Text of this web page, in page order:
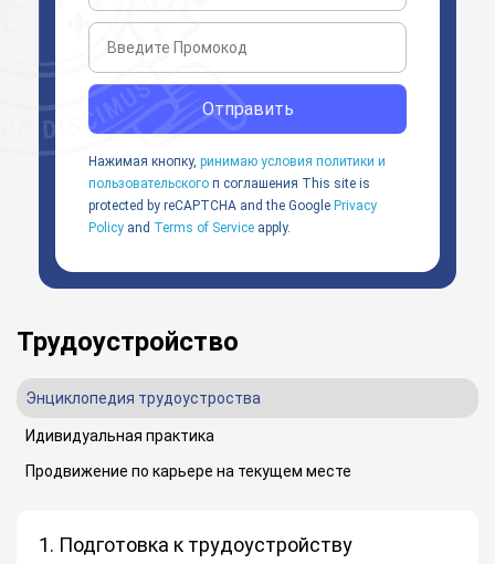
Отправить
Нажимая кнопку, ринимаю условия политики и
пользовательского п соглашения This site is
protected by reCAPTCHA and the Google Privacy
Policy and Terms of Service apply.
Трудоустройство
Энциклопедия трудоустроства
Идивидуальная практика
Продвижение по карьере на текущем месте
1. Подготовка к трудоустройству